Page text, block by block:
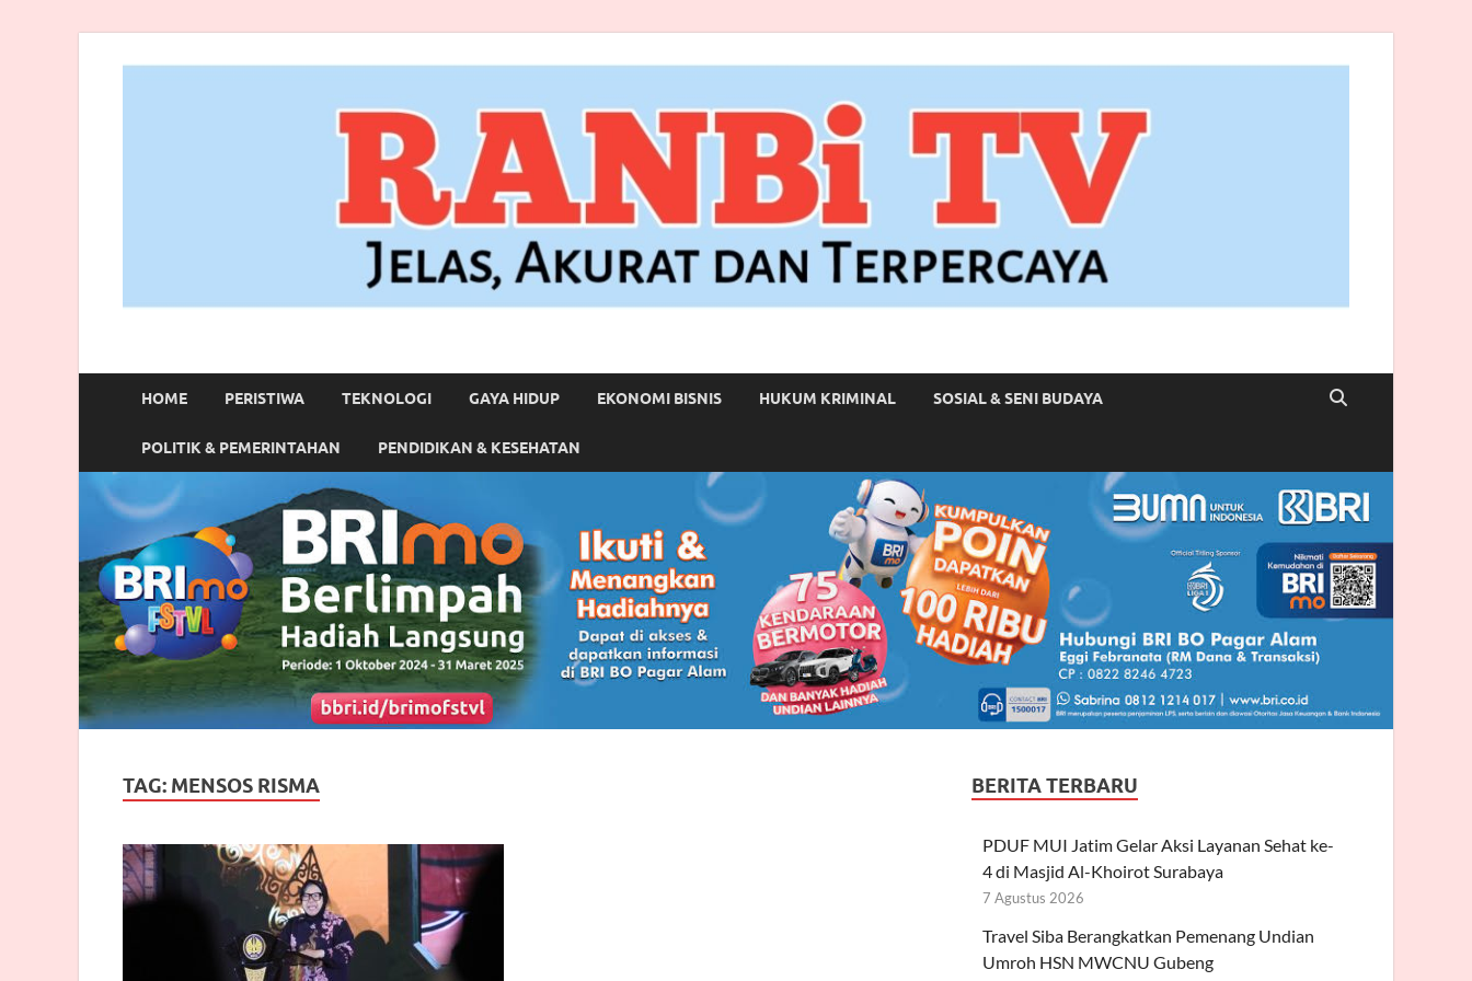
RANBITV.COM
HOME PERISTIWA TEKNOLOGI GAYA HIDUP EKONOMI BISNIS HUKUM KRIMINAL SOSIAL & SENI BUDAYA
POLITIK & PEMERINTAHAN PENDIDIKAN & KESEHATAN
TAG: MENSOS RISMA BERITA TERBARU
PDUF MUI Jatim Gelar Aksi Layanan Sehat ke-
4 di Masjid Al-Khoirot Surabaya
7 Agustus 2026
Travel Siba Berangkatkan Pemenang Undian
Umroh HSN MWCNU Gubeng